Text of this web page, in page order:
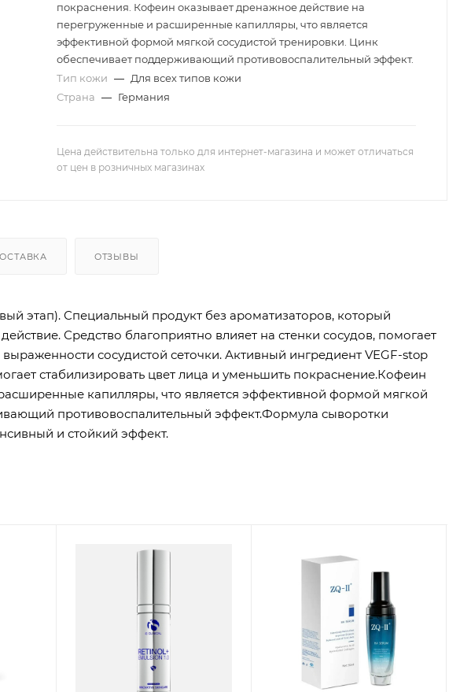
покраснения. Кофеин оказывает дренажное действие на
перегруженные и расширенные капилляры, что является
эффективной формой мягкой сосудистой тренировки. Цинк
обеспечивает поддерживающий противовоспалительный эффект.
Тип кожи — Для всех типов кожи
Страна — Германия
Цена действительна только для интернет-магазина и может отличаться
от цен в розничных магазинах
ОТЗЫВЫ
этап). Специальный продукт без ароматизаторов, который
Средство благоприятно влияет на стенки сосудов, помогает
сосудистой сеточки. Активный ингредиент VEGF-stop
стабилизировать цвет лица и уменьшить покраснение.Кофеин
капилляры, что является эффективной формой мягкой
противовоспалительный эффект.Формула сыворотки
и стойкий эффект.